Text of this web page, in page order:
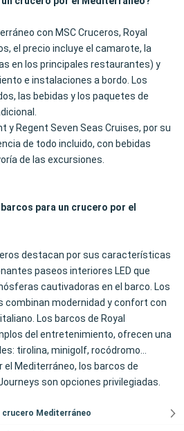
con MSC Cruceros, Royal
el precio incluye el camarote, la
en los principales restaurantes) y
e instalaciones a bordo. Los
las bebidas y los paquetes de
y Regent Seven Seas Cruises, por su
de todo incluido, con bebidas
de las excursiones.
para un crucero por el
destacan por sus características
paseos interiores LED que
cautivadoras en el barco. Los
combinan modernidad y confort con
Los barcos de Royal
del entretenimiento, ofrecen una
tirolina, minigolf, rocódromo...
el Mediterráneo, los barcos de
son opciones privilegiadas.
crucero Mediterráneo